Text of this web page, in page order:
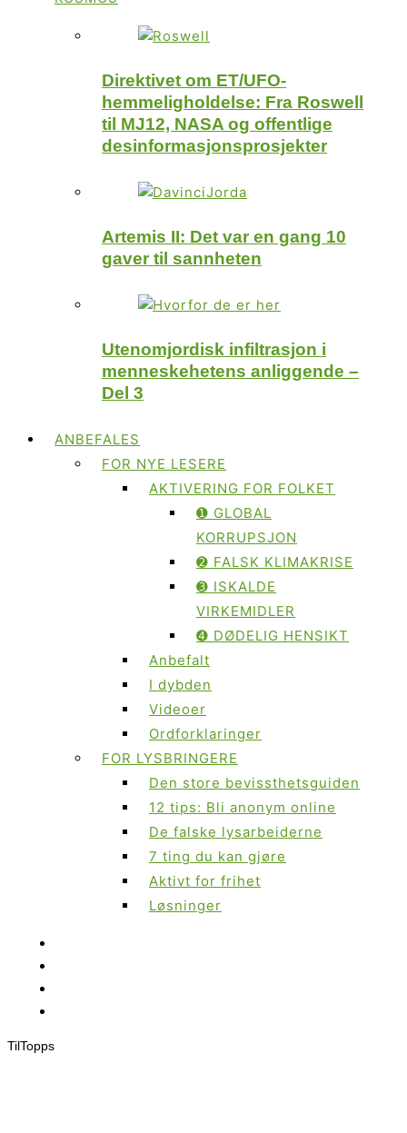
Direktivet om ET/UFO-
hemmeligholdelse: Fra Roswell
til MJ12, NASA og offentlige
desinformasjonsprosjekter
Artemis II: Det var en gang 10
gaver til sannheten
Utenomjordisk infiltrasjon i
menneskehetens anliggende –
Del 3
ANBEFALES
FOR NYE LESERE
AKTIVERING FOR FOLKET
➊ GLOBAL
KORRUPSJON
➋ FALSK KLIMAKRISE
➌ ISKALDE
VIRKEMIDLER
➍ DØDELIG HENSIKT
Anbefalt
I dybden
Videoer
Ordforklaringer
FOR LYSBRINGERE
Den store bevissthetsguiden
12 tips: Bli anonym online
De falske lysarbeiderne
7 ting du kan gjøre
Aktivt for frihet
Løsninger
TilTopps